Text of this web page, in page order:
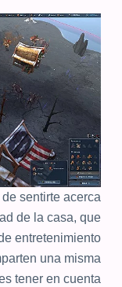
sentirte acerca
de la casa, que
entretenimiento
una misma
tener en cuenta